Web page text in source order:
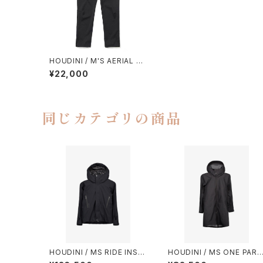
HOUDINI / M'S AERIAL PA
NTS
¥22,000
同じカテゴリの商品
HOUDINI / MS RIDE INSU
LATED JACKET
HOUDINI / MS ONE PARK
A II